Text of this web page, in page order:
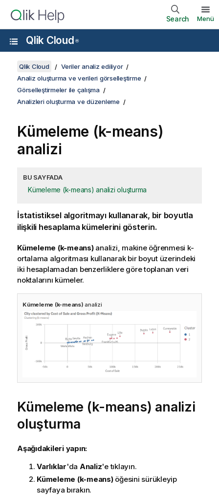
Search Menü
Qlik Cloud ®
Qlik Cloud
Veriler analiz ediliyor
Analiz oluşturma ve verileri görselleştirme
Görselleştirmeler ile çalışma
Analizleri oluşturma ve düzenleme
Kümeleme (k-means)
analizi
BU SAYFADA
Kümeleme (k-means) analizi oluşturma
İstatistiksel algoritmayı kullanarak, bir boyutla
ilişkili hesaplama kümelerini gösterin.
Kümeleme (k-means)analizi, makine öğrenmesi k-
ortalama algoritması kullanarak bir boyut üzerindeki
iki hesaplamadan benzerliklere göre toplanan veri
noktalarını kümeler.
Kümeleme (k-means) analizi
Kümeleme (k-means) analizi
oluşturma
Aşağıdakileri yapın:
Varlıklar'da Analiz'e tıklayın.
Kümeleme (k-means)öğesini sürükleyip
sayfaya bırakın.